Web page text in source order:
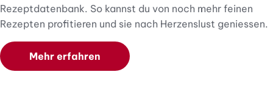
Rezeptdatenbank. So kannst du von noch mehr feinen
Rezepten profitieren und sie nach Herzenslust geniessen.
Mehr erfahren